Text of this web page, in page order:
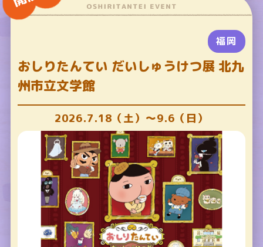
福岡
おしりたんてい だいしゅうけつ展 北九
州市立文学館
2026.7.18（土）～9.6（日）